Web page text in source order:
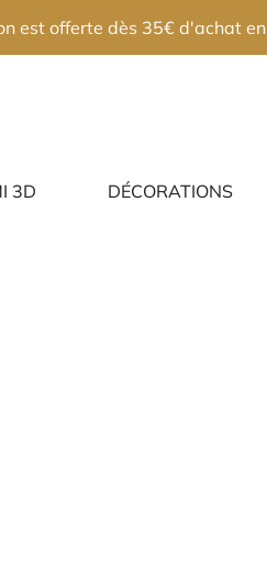
3D DÉCORATIONS
est offerte dès 35€ d'achat